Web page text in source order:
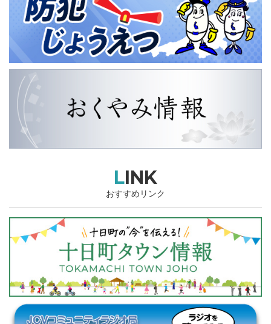
LINK
おすすめリンク